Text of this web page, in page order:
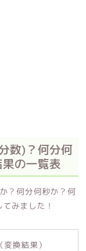
数)？何分何
の一覧表
？何分何秒か？何
みました！
換結果）